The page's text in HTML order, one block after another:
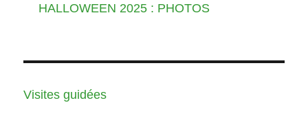
HALLOWEEN 2025 : PHOTOS
Visites guidées